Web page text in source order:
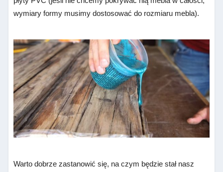
wymiary formy musimy dostosować do rozmiaru mebla).
Warto dobrze zastanowić się, na czym będzie stał nasz